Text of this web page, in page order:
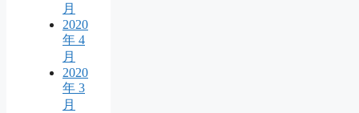
月
2020
年 4
月
2020
年 3
月